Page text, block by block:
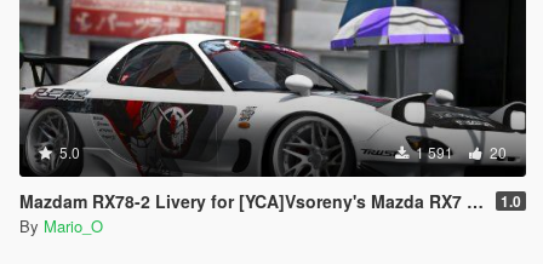
5.0 1 591 20
Mazdam RX78-2 Livery for [YCA]Vsoreny's Mazda RX7 Spirit R (FD3S) [8K/6K/4K] 1.0
By Mario_O